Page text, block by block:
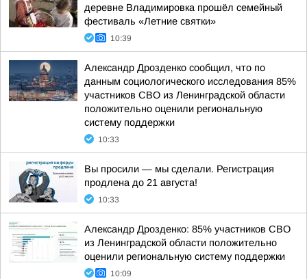
деревне Владимировка прошёл семейный
фестиваль «Летние святки»
10:39
Александр Дрозденко сообщил, что по
данным социологического исследования 85%
участников СВО из Ленинградской области
положительно оценили региональную
систему поддержки
10:33
Вы просили — мы сделали. Регистрация
продлена до 21 августа!
10:33
Александр Дрозденко: 85% участников СВО
из Ленинградской области положительно
оценили региональную систему поддержки
10:09